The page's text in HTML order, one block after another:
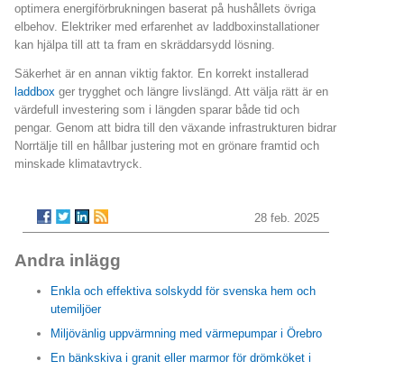
optimera energiförbrukningen baserat på hushållets övriga
elbehov. Elektriker med erfarenhet av laddboxinstallationer
kan hjälpa till att ta fram en skräddarsydd lösning.
Säkerhet är en annan viktig faktor. En korrekt installerad
laddbox ger trygghet och längre livslängd. Att välja rätt är en
värdefull investering som i längden sparar både tid och
pengar. Genom att bidra till den växande infrastrukturen bidrar
Norrtälje till en hållbar justering mot en grönare framtid och
minskade klimatavtryck.
28 feb. 2025
Andra inlägg
Enkla och effektiva solskydd för svenska hem och
utemiljöer
Miljövänlig uppvärmning med värmepumpar i Örebro
En bänkskiva i granit eller marmor för drömköket i